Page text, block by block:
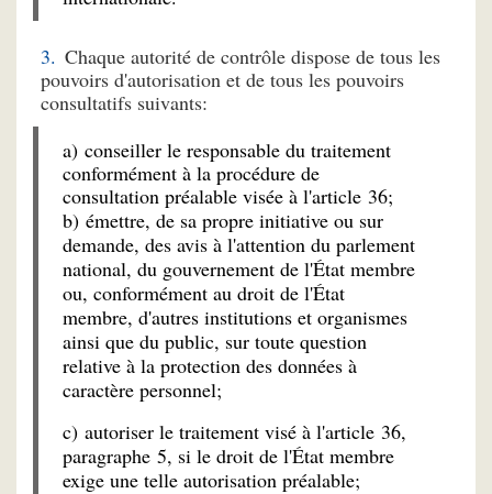
Chaque autorité de contrôle dispose de tous les
pouvoirs d'autorisation et de tous les pouvoirs
consultatifs suivants:
a) conseiller le responsable du traitement
conformément à la procédure de
consultation préalable visée à l'article 36;
b) émettre, de sa propre initiative ou sur
demande, des avis à l'attention du parlement
national, du gouvernement de l'État membre
ou, conformément au droit de l'État
membre, d'autres institutions et organismes
ainsi que du public, sur toute question
relative à la protection des données à
caractère personnel;
c) autoriser le traitement visé à l'article 36,
paragraphe 5, si le droit de l'État membre
exige une telle autorisation préalable;